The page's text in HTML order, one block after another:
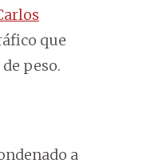
que
peso.
a